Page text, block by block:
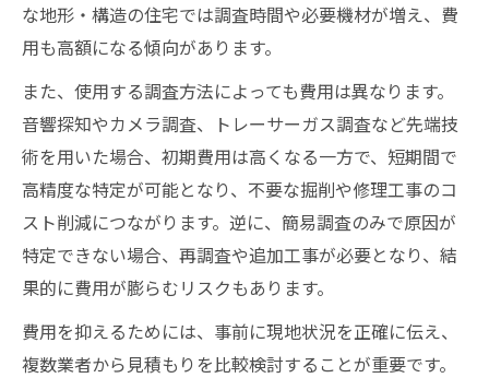
な地形・構造の住宅では調査時間や必要機材が増え、費
用も高額になる傾向があります。
また、使用する調査方法によっても費用は異なります。
音響探知やカメラ調査、トレーサーガス調査など先端技
術を用いた場合、初期費用は高くなる一方で、短期間で
高精度な特定が可能となり、不要な掘削や修理工事のコ
スト削減につながります。逆に、簡易調査のみで原因が
特定できない場合、再調査や追加工事が必要となり、結
果的に費用が膨らむリスクもあります。
費用を抑えるためには、事前に現地状況を正確に伝え、
複数業者から見積もりを比較検討することが重要です。